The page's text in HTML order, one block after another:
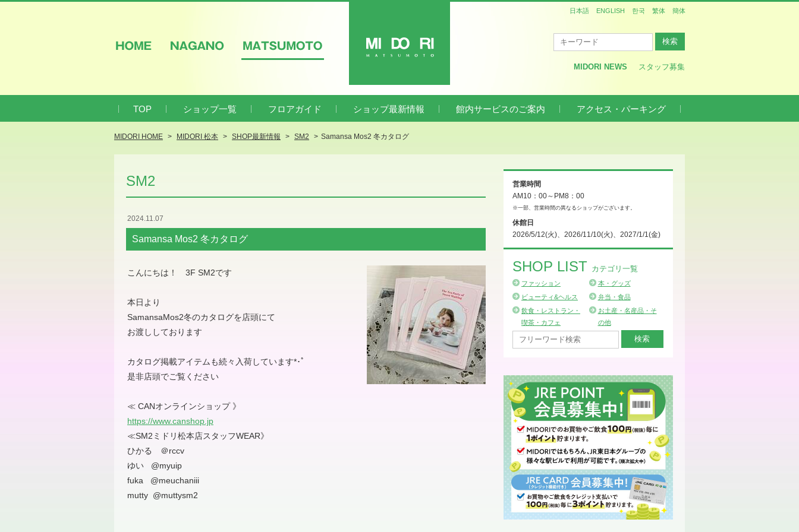
MIDORI NEWS
スタッフ募集
日本語 ENGLISH 한국 繁体 簡体
TOP ショップ一覧 フロアガイド ショップ最新情報 館内サービスのご案内 アクセス・パーキング
MIDORI HOME MIDORI 松本 SHOP最新情報 SM2 Samansa Mos2 冬カタログ
SM2
2024.11.07
Samansa Mos2 冬カタログ
こんにちは！ 3F SM2です
本日より
SamansaMos2冬のカタログを店頭にて
お渡ししております
カタログ掲載アイテムも続々入荷しています*･ﾟ
是非店頭でご覧ください
≪ CANオンラインショップ 》
https://www.canshop.jp
≪SM2ミドリ松本店スタッフWEAR》
ひかる ＠rccv
ゆい @myuip
fuka @meuchaniii
mutty @muttysm2
営業時間
AM10：00～PM8：00
※一部、営業時間の異なるショップがございます。
休館日
2026/5/12(火)、2026/11/10(火)、2027/1/1(金)
SHOP LIST カテゴリ一覧
ファッション
本・グッズ
ビューティ&ヘルス
弁当・食品
飲食・レストラン・
喫茶・カフェ
お土産・名産品・そ
の他